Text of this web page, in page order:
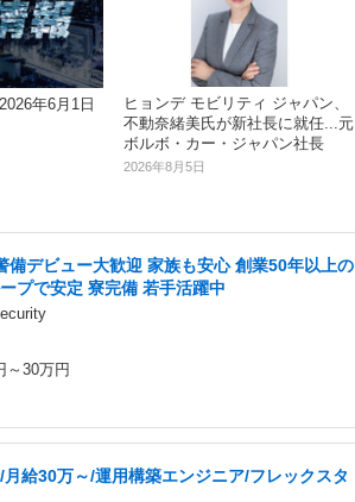
年6月1日
ヒョンデ モビリティ ジャパン、
不動奈緒美氏が新社長に就任...元
ボルボ・カー・ジャパン社長
2026年8月5日
備デビュー大歓迎 家族も安心 創業50年以上の
ープで安定 寮完備 若手活躍中
～30万円
給30万～/運用構築エンジニア/フレックスタ